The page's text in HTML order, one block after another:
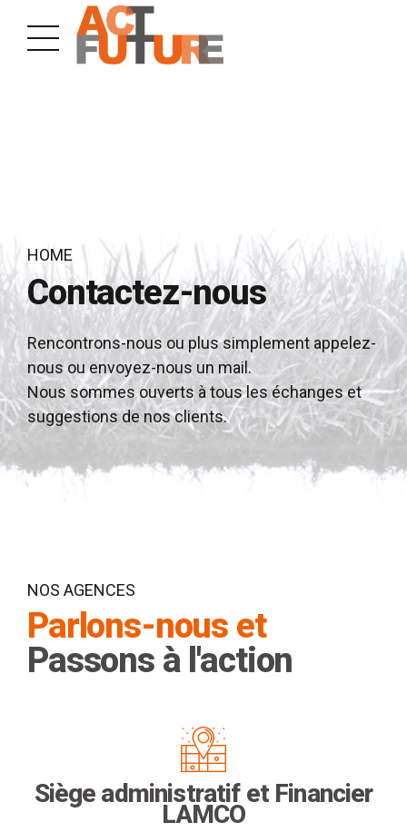
HOME
Contactez-nous
Rencontrons-nous ou plus simplement appelez-
nous ou envoyez-nous un mail.
Nous sommes ouverts à tous les échanges et
suggestions de nos clients.
NOS AGENCES
Parlons-nous et
Passons à l'action
Siège administratif et Financier
LAMCO